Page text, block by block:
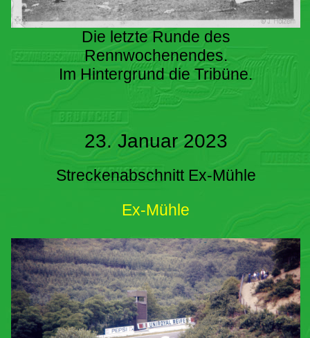
Die letzte Runde des
Rennwochenendes.
Im Hintergrund die Tribüne.
23. Januar 2023
Streckenabschnitt Ex-Mühle
Ex-Mühle